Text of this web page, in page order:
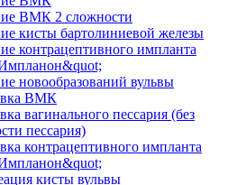
ВМК 2 сложности
кисты бартолиниевой железы
контрацептивного импланта
новообразований вульвы
ВМК
вагинального пессария (без
пессария)
контрацептивного импланта
кисты вульвы